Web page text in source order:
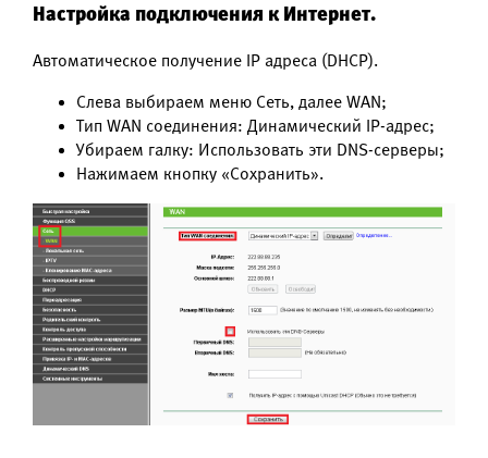
Настройка подключения к Интернет.
Автоматическое получение IP адреса (DHCP).
Слева выбираем меню Сеть, далее WAN;
Тип WAN соединения: Динамический IP-адрес;
Убираем галку: Использовать эти DNS-серверы;
Нажимаем кнопку «Сохранить».